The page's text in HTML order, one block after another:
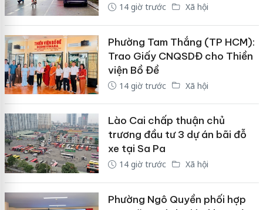
14 giờ trước Xã hội
Phường Tam Thắng (TP HCM):
Trao Giấy CNQSDĐ cho Thiền
viện Bồ Đề
14 giờ trước Xã hội
Lào Cai chấp thuận chủ
trương đầu tư 3 dự án bãi đỗ
xe tại Sa Pa
14 giờ trước Xã hội
Phường Ngô Quyền phối hợp